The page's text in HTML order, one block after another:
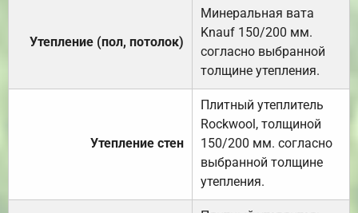
Утепление (пол, потолок)
Минеральная вата
Knauf 150/200 мм.
согласно выбранной
толщине утепления.
Утепление стен
Плитный утеплитель
Rockwool, толщиной
150/200 мм. согласно
выбранной толщине
утепления.